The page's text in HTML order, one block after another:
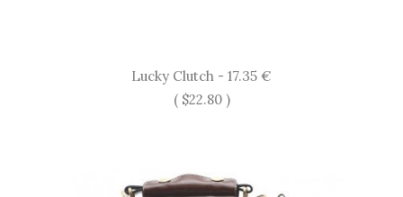
Lucky Clutch - 17.35 €
( $22.80 )